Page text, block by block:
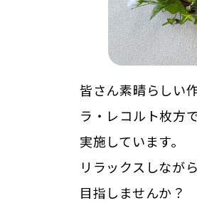
皆さん素晴らしい
ラ・レコルト枚方
実施しています。
リラックスしなが
目指しませんか？